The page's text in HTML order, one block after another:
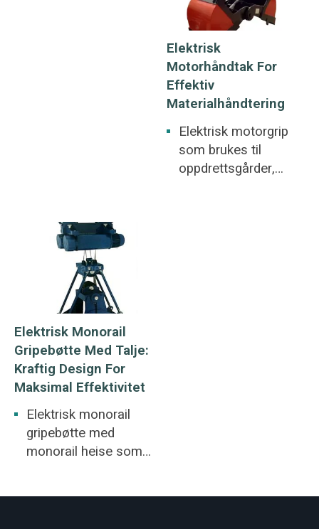
skrapstål, råjern,
steiner.
Elektrisk
Motorhåndtak For
Effektiv
Materialhåndtering
Elektrisk motorgrip
som brukes til
oppdrettsgårder,
Elektrisk Monorail
Gripebøtte Med Talje:
Kraftig Design For
Maksimal Effektivitet
Elektrisk monorail
gripebøtte med
monorail heise som